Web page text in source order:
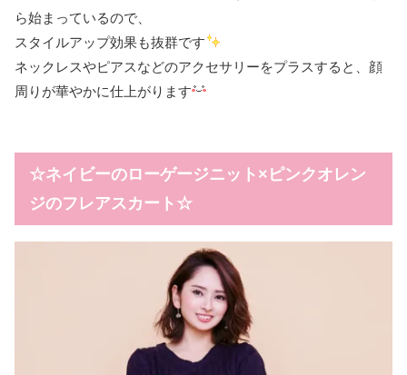
ら始まっているので、
スタイルアップ効果も抜群です
ネックレスやピアスなどのアクセサリーをプラスすると、顔
周りが華やかに仕上がります
☆ネイビーのローゲージニット×ピンクオレン
ジのフレアスカート☆